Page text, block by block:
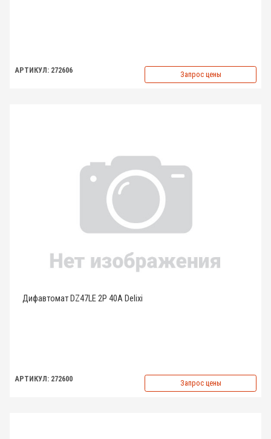
АРТИКУЛ: 272606 Запрос цены
Дифавтомат DZ47LE 2P 40A Delixi
АРТИКУЛ: 272600 Запрос цены